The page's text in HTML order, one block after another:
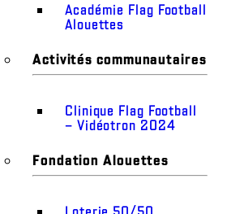
Académie Flag Football
Alouettes
Activités communautaires
Clinique Flag Football
– Vidéotron 2024
Fondation Alouettes